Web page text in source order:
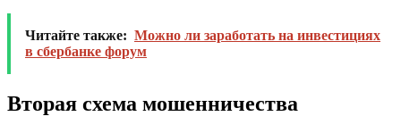
Читайте также: Можно ли заработать на инвестициях
в сбербанке форум
Вторая схема мошенничества